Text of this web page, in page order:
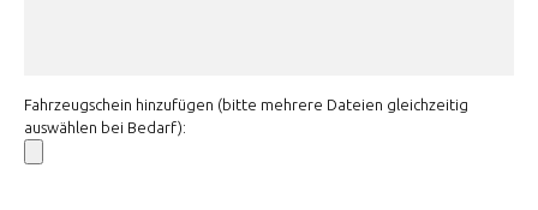
Fahrzeugschein hinzufügen (bitte mehrere Dateien gleichzeitig
auswählen bei Bedarf):